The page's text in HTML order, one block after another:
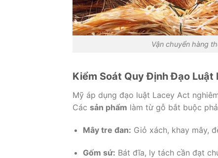
Vận chuyển hàng
Kiểm Soát Quy Định Đạo Luật
Mỹ áp dụng đạo luật Lacey Act
Các sản phẩm làm từ gỗ bắt buộc
Mây tre đan: Giỏ xách, khay mây,
Gốm sứ: Bát đĩa, ly tách cần đạt